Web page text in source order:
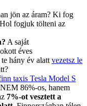
jön az áram? Ki fog
fogjuk tölteni az
A saját
éves
hány év alatt vezetsz le
taxis Tesla Model S
86%-os, hanem
7%-ot vesztett a